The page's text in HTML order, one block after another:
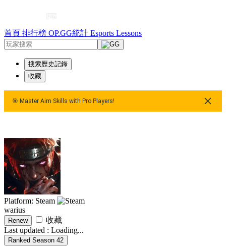
首頁 排行榜 OP.GG統計 Esports Lessons
搜索歷史記錄
收藏
🎯 Master Aim Skills with Pro Players!
Platform: Steam
warius
Renew
收藏
Last updated : Loading...
Ranked Season 42